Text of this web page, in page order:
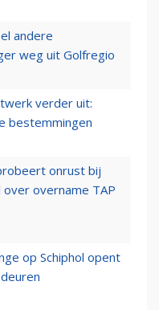
andere
weg uit Golfregio
verder uit:
bestemmingen
onrust bij
overname TAP
op Schiphol opent